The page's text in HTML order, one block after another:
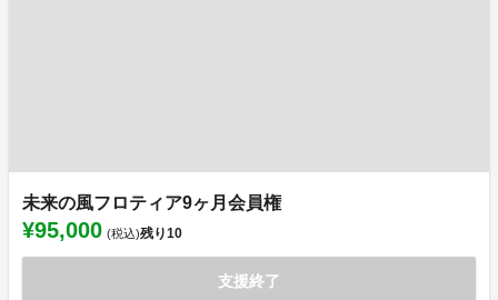
未来の風フロティア9ヶ月会員権
¥95,000 (税込)残り10
支援終了